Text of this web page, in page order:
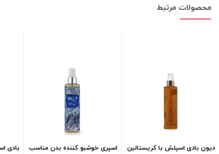
محصولات مرتبط
دیون بادی اسپلش با کریستالین
اسپری خوشبو کننده بدن مناسب
بادی